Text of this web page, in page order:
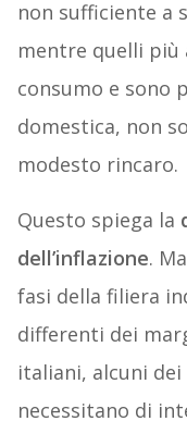
non sufficiente a
mentre quelli più
consumo e sono
domestica, non
modesto rincaro.
Questo spiega la
dell’inflazione.
fasi della filiera
differenti dei
italiani, alcuni
necessitano di